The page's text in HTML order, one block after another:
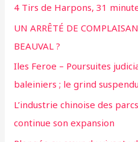
4 Tirs de Harpons, 31
UN ARRÊTÉ DE
BEAUVAL ?
Iles Feroe – Poursuites
baleiniers ; le grind
L’industrie chinoise des
continue son expansion